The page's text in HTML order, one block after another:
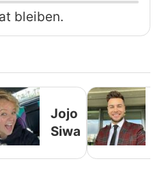
bleiben.
Jojo
Siwa